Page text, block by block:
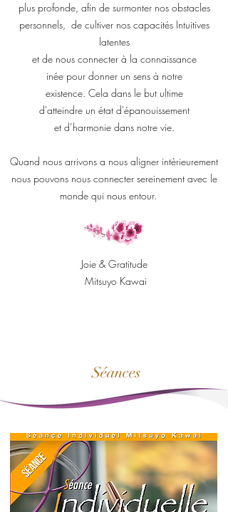
plus profonde, afin de surmonter nos obstacles
personnels, de cultiver nos capacités Intuitives
latentes
et de nous connecter à la connaissance
inée pour donner un sens à notre
existence. Cela dans le but ultime
d'atteindre un état d'épanouissement
et d’harmonie dans notre vie.
Quand nous arrivons a nous aligner intérieurement
nous pouvons nous connecter sereinement avec le
monde qui nous entour.
Joie & Gratitude
Mitsuyo Kawai
Séances